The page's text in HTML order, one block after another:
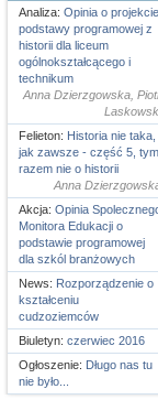
Analiza: Opinia o projekcie
podstawy programowej z
historii dla liceum
ogólnokształcącego i
technikum
Anna Dzierzgowska,
Felieton: Historia nie taka,
jak zawsze - część 5, tym
razem nie o historii
Anna
Akcja: Opinia
Monitora Edukacji o
podstawie programowej
dla szkól branżowych
News: Rozporządzenie o
kształceniu
cudzoziemców
Biuletyn: czerwiec 2016
Ogłoszenie: Długo nas tu
nie było...